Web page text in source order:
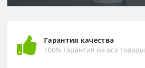
Гарантия качества
100% гарантия на все товары